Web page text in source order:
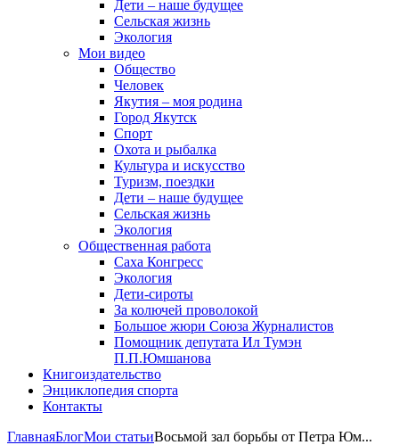
Дети – наше будущее
Сельская жизнь
Экология
Мои видео
Общество
Человек
Якутия – моя родина
Город Якутск
Спорт
Охота и рыбалка
Культура и искусство
Туризм, поездки
Дети – наше будущее
Сельская жизнь
Экология
Общественная работа
Саха Конгресс
Экология
Дети-сироты
За колючей проволокой
Большое жюри Союза Журналистов
Помощник депутата Ил Тумэн
П.П.Юмшанова
Книгоиздательство
Энциклопедия спорта
Контакты
ГлавнаяБлогМои статьиВосьмой зал борьбы от Петра Юм...